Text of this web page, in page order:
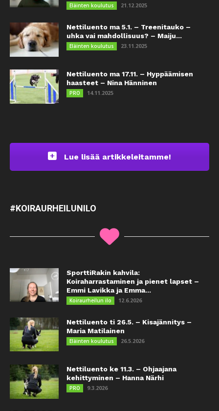
Eläinten koulutus 21.12.2025
Nettiluento ma 5.1. – Treenitauko –
uhka vai mahdollisuus? – Maiju...
Eläinten koulutus 23.11.2025
Nettiluento ma 17.11. – Hyppäämisen
haasteet – Nina Hänninen
PRO 14.11.2025
Lue lisää artikkeleitamme!
#KOIRAURHEILUNILO
SporttiRakin kahvila:
Koiraharrastaminen ja pienet lapset –
Emmi Lavikka ja Emma...
Koiraurheilun ilo 12.6.2026
Nettiluento ti 26.5. – Kisajännitys –
Maria Matilainen
Eläinten koulutus 26.5.2026
Nettiluento ke 11.3. – Ohjaajana
kehittyminen – Hanna Närhi
PRO 9.3.2026